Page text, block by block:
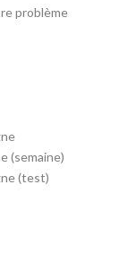
problème
(semaine)
(test)